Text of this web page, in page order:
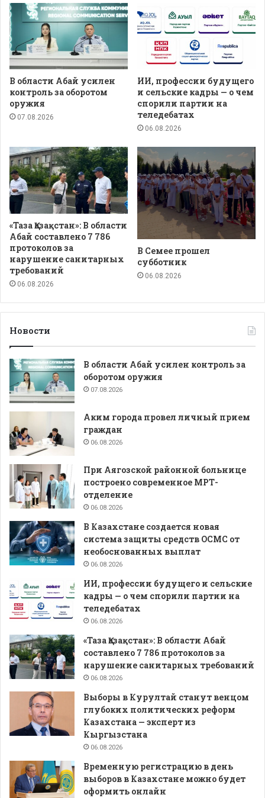
В области Абай усилен
контроль за оборотом
оружия
07.08.2026
ИИ, профессии будущего
и сельские кадры — о чем
спорили партии на
теледебатах
06.08.2026
«Таза Қазақстан»: В области
Абай составлено 7 786
протоколов за
нарушение санитарных
требований
06.08.2026
В Семее прошел
субботник
06.08.2026
Новости
В области Абай усилен контроль за
оборотом оружия
07.08.2026
Аким города провел личный прием
граждан
06.08.2026
При Аягозской районной больнице
построено современное МРТ-
отделение
06.08.2026
В Казахстане создается новая
система защиты средств ОСМС от
необоснованных выплат
06.08.2026
ИИ, профессии будущего и сельские
кадры — о чем спорили партии на
теледебатах
06.08.2026
«Таза Қазақстан»: В области Абай
составлено 7 786 протоколов за
нарушение санитарных требований
06.08.2026
Выборы в Курултай станут венцом
глубоких политических реформ
Казахстана — эксперт из
Кыргызстана
06.08.2026
Временную регистрацию в день
выборов в Казахстане можно будет
оформить онлайн